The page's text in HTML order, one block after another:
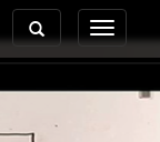
Toggle
Toggle